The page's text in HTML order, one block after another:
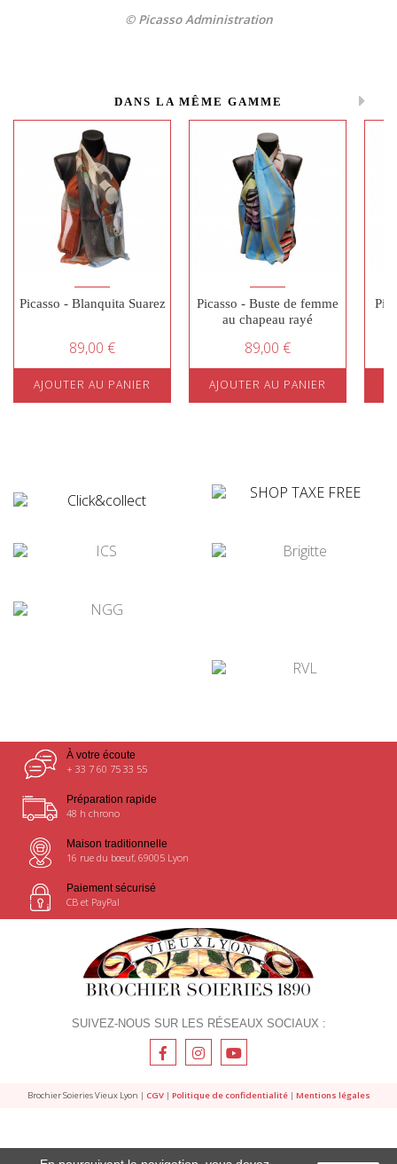
© Picasso Administration
DANS LA MÊME GAMME
Picasso - Blanquita Suarez
89,00 €
AJOUTER AU PANIER
Picasso - Buste de femme
au chapeau rayé
89,00 €
AJOUTER AU PANIER
À votre écoute
+ 33 7 60 75 33 55
Préparation rapide
48 h chrono
Maison traditionnelle
16 rue du bœuf, 69005 Lyon
Paiement sécurisé
CB et PayPal
SUIVEZ-NOUS SUR LES RÉSEAUX SOCIAUX :
Brochier Soieries Vieux Lyon | CGV| Politique de confidentialité| Mentions légales